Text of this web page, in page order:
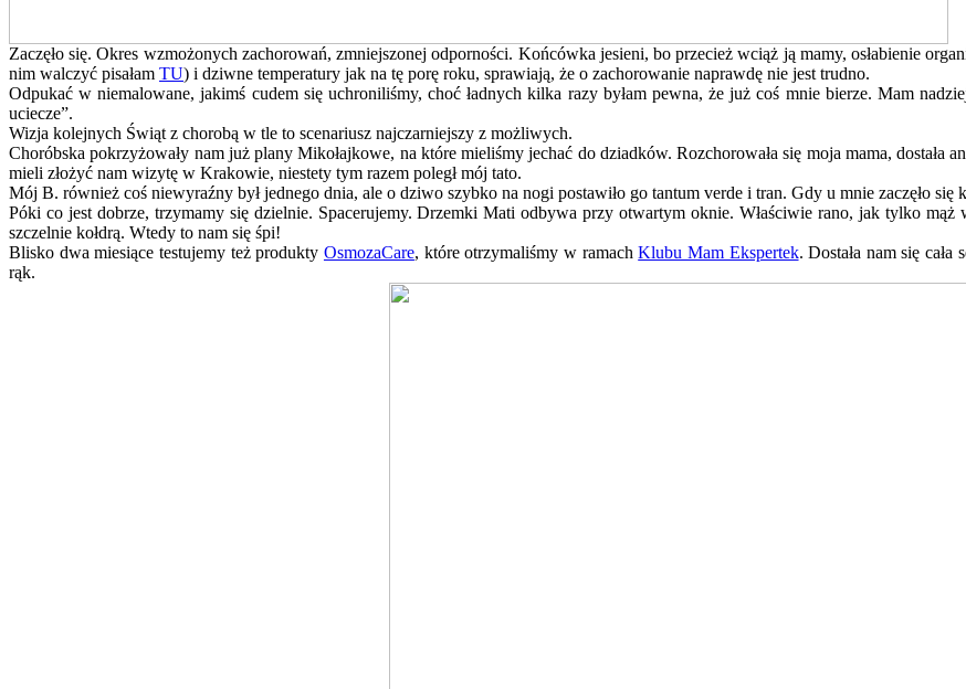
Zaczęło się. Okres wzmożonych zachorowań, zmniejszonej odporności. Końcówka jesieni, bo przecież wciąż ją mamy, osłabienie
nim walczyć pisałam TU) i dziwne temperatury jak na tę porę roku, sprawiają, że o zachorowanie naprawdę nie jest trudno.
Odpukać w niemalowane, jakimś cudem się uchroniliśmy, choć ładnych kilka razy byłam pewna, że już coś mnie bierze. Mam
uciecze”.
Wizja kolejnych Świąt z chorobą w tle to scenariusz najczarniejszy z możliwych.
Choróbska pokrzyżowały nam już plany Mikołajkowe, na które mieliśmy jechać do dziadków. Rozchorowała się moja mama,
mieli złożyć nam wizytę w Krakowie, niestety tym razem poległ mój tato.
Mój B. również coś niewyraźny był jednego dnia, ale o dziwo szybko na nogi postawiło go tantum verde i tran. Gdy u mnie zaczęło się
Póki co jest dobrze, trzymamy się dzielnie. Spacerujemy. Drzemki Mati odbywa przy otwartym oknie. Właściwie rano, jak tylko
szczelnie kołdrą. Wtedy to nam się śpi!
Blisko dwa miesiące testujemy też produkty OsmozaCare, które otrzymaliśmy w ramachKlubu Mam Ekspertek. Dostała nam się
rąk.